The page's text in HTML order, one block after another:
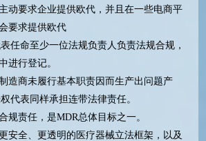
动要求企业提供欧代，并且在一些电商平
要求提供欧代
任命至少一位法规负责人负责法规合规，
进行登记。
造商未履行基本职责因而生产出问题产
代表同样承担连带法律责任。
规责任，是MDR总体目标之一。
安全、更透明的医疗器械立法框架，以及